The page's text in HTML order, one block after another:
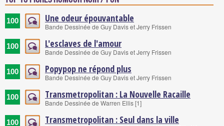
100 Une odeur épouvantable
Bande Dessinée de Guy Davis et Jerry Frissen
100 L'esclaves de l'amour
Bande Dessinée de Guy Davis et Jerry Frissen
100 Popypop ne répond plus
Bande Dessinée de Guy Davis et Jerry Frissen
100 Transmetropolitan : La Nouvelle Racaille
Bande Dessinée de Warren Ellis [1]
100 Transmetropolitan : Seul dans la ville